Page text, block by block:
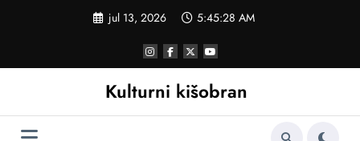
jul 13, 2026 5:45:28 AM
Kulturni kišobran